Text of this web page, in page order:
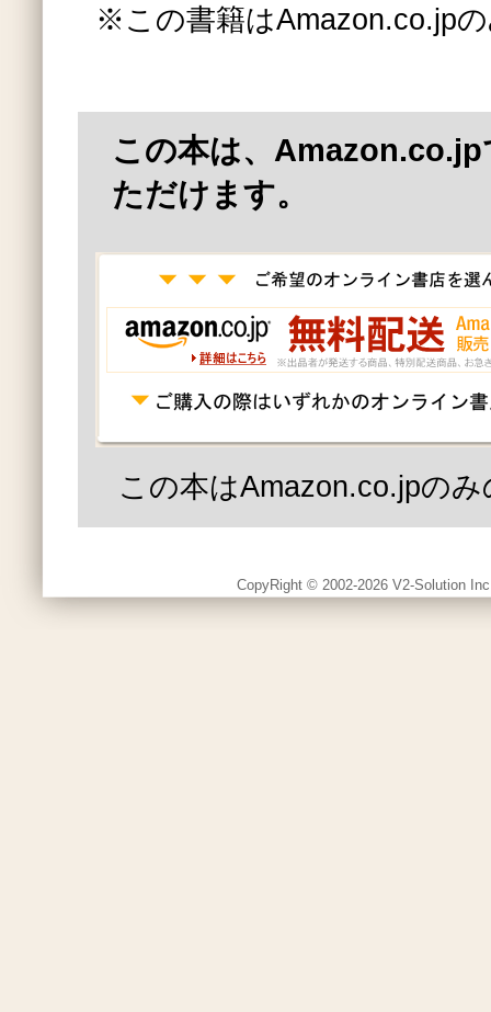
※この書籍はAmazon.co.jp
この本は、
ただけます。
この本はAmazon.co.jpの
CopyRight © 2002-2026 V2-Solution